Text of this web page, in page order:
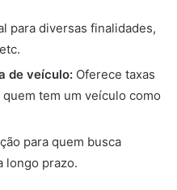
para diversas finalidades,
de veículo: Oferece taxas
tem um veículo como
para quem busca
longo prazo.